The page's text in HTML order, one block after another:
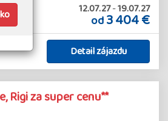
12.07.27-19.07.27
od3 404 €
Detail zájazdu
Rigi za super cenu**